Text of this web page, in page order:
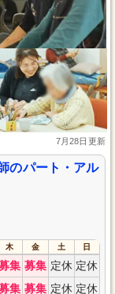
7月28日更新
のパート・アル
木 金 土 日
集 募集 定休 定休
集 募集 定休 定休